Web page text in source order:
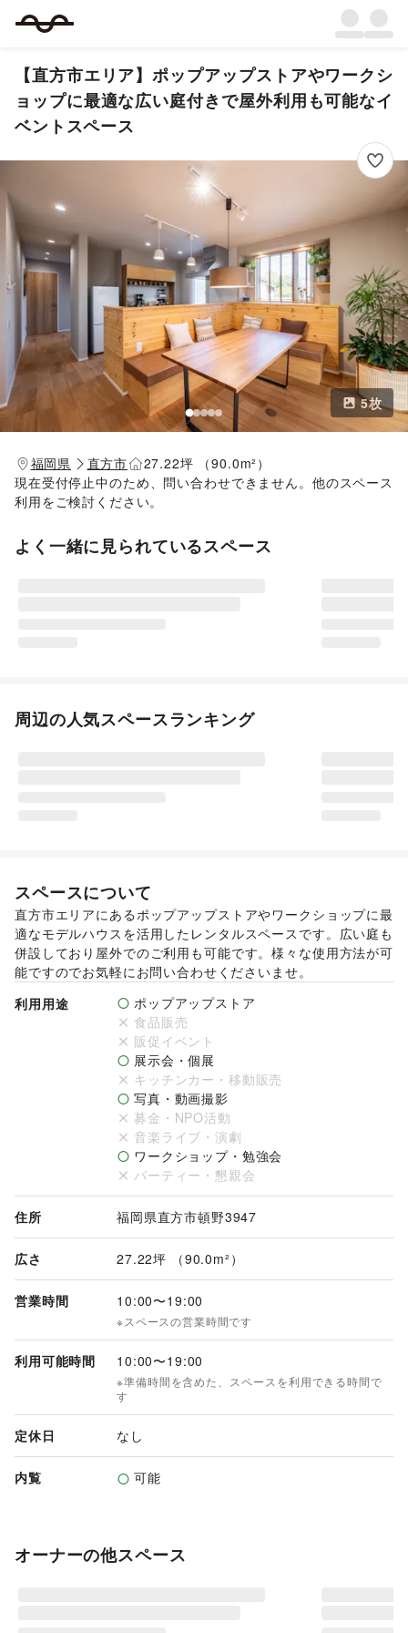
【直方市エリア】ポップアップストアやワークシ
ョップに最適な広い庭付きで屋外利用も可能なイ
ベントスペース
5枚
福岡県 直方市
27.22坪 （90.0m²）
現在受付停止中のため、問い合わせできません。他のスペース
利用をご検討ください。
よく一緒に見られているスペース
周辺の人気スペースランキング
スペースについて
直方市エリアにあるポップアップストアやワークショップに最
適なモデルハウスを活用したレンタルスペースです。広い庭も
併設しており屋外でのご利用も可能です。様々な使用方法が可
利用用途
ポップアップストア
食品販売
販促イベント
展示会・個展
キッチンカー・移動販売
写真・動画撮影
募金・NPO活動
音楽ライブ・演劇
ワークショップ・勉強会
パーティー・懇親会
住所 福岡県直方市頓野3947
広さ 27.22坪 （90.0m²）
営業時間 10:00〜19:00
※スペースの営業時間です
利用可能時間 10:00〜19:00
※準備時間を含めた、スペースを利用できる時間で
す
定休日 なし
内覧 可能
オーナーの他スペース